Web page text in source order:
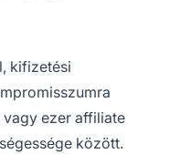
kifizetési
ezer affiliate
között.